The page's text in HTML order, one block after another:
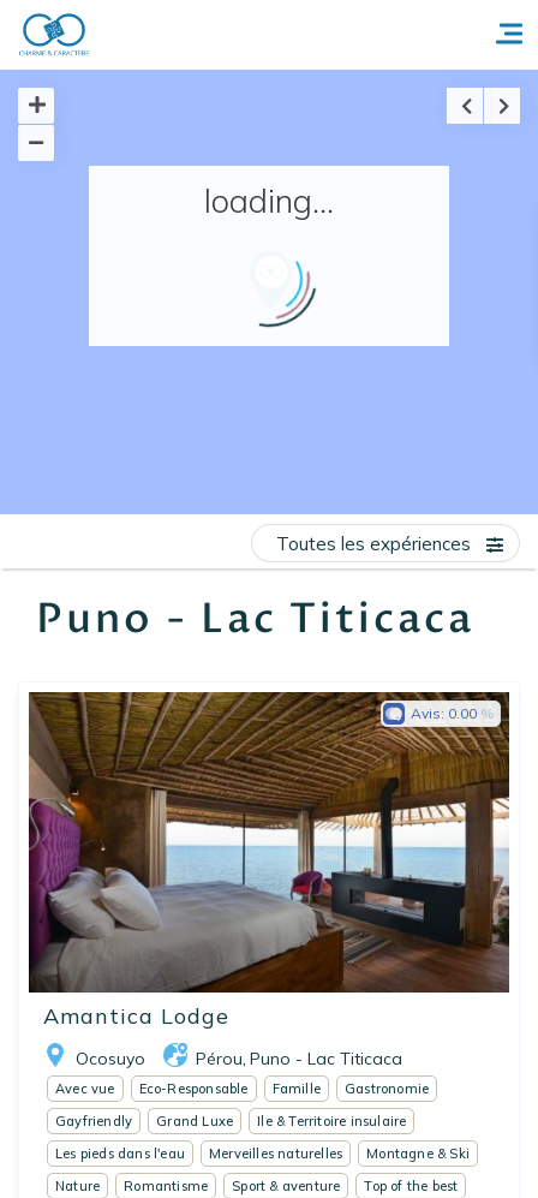
Accueil
Nos adresses en France
loading...
Puno - Lac Titicaca
Toutes les expériences
Amantica Lodge
Ocosuyo Pérou Puno - Lac Titicaca
Avis: 0.00
Avec vue Eco-Responsable Famille
Gastronomie
Gayfriendly
Grand Luxe
Ile & Territoire insulaire
Les pieds dans l'eau
Merveilles naturelles
Montagne & Ski
Nature
Romantisme Sport & aventure
Top of the best